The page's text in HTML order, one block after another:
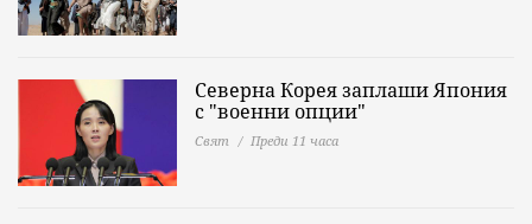
Северна Корея заплаши Япония
с "военни опции"
Свят Преди 11 часа